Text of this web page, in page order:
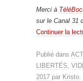
Merci à
sur le Canal 31
Continuer la
Publié dans
LIBERTÉS
2017 par Kristo